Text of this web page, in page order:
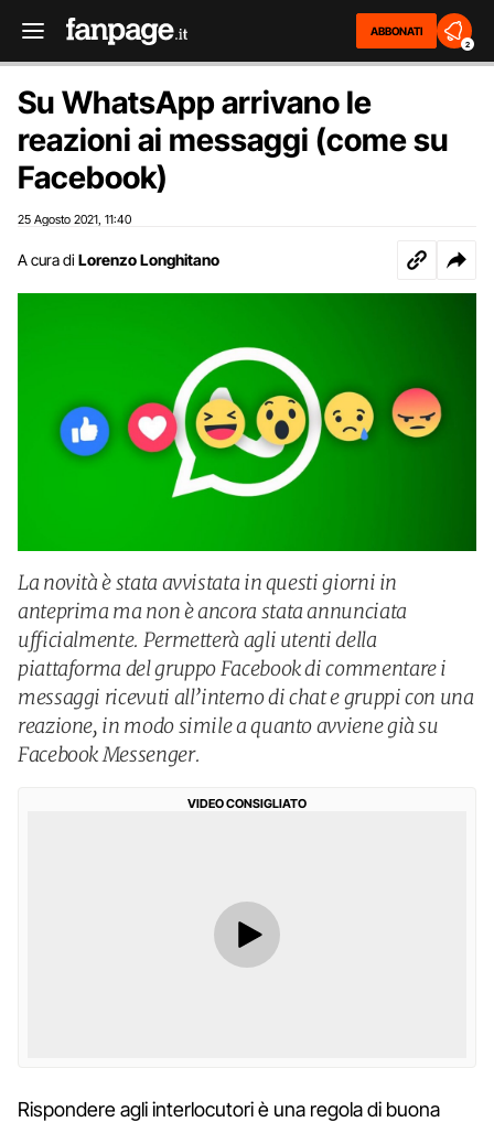
ABBONATI
2
Su WhatsApp arrivano le
reazioni ai messaggi (come su
Facebook)
25 Agosto 2021 11:40
A cura di Lorenzo Longhitano
La novità è stata avvistata in questi giorni in
anteprima ma non è ancora stata annunciata
ufficialmente. Permetterà agli utenti della
piattaforma del gruppo Facebook di commentare i
messaggi ricevuti all’interno di chat e gruppi con una
reazione, in modo simile a quanto avviene già su
Facebook Messenger.
VIDEO CONSIGLIATO
Rispondere agli interlocutori è una regola di buona